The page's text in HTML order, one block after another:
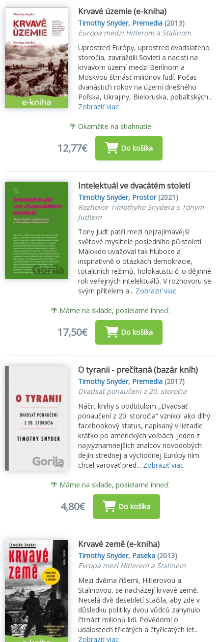
Krvavé územie (e-kniha)
Timothy Snyder, Premedia (2013)
Európa medzi Hitlerom a Stalinom
Uprostred Európy, uprostred dvadsiateho
storočia, zavraždili Sovieti a nacisti na
krvavom území medzi Berlínom a
Moskvou štrnásť miliónov ľudí. Počas
dvanástich rokov na území dnešného
Poľska, Ukrajiny, Bieloruska, pobaltských...
Zobraziť viac
🌴 Okamžite na stiahnutie
12,77€ Do košíka
Intelektuál ve dvacátém století
Timothy Snyder, Prostor(2021)
Rozhovor Timothyho Snydera s Tonym
Judtem
Tony Judt patří mezi nejzajímavější
světové myslitele posledního půlstoletí.
Málokdo uvažoval tak hluboce a
inspirativně o otázkách demokracie,
totalitních režimů, holokaustu či o dějinné
roli veřejných intelektuálů. V rozhovoru se
svým přítelem a... Zobraziť viac
🌴 Máme na sklade, posielame ihneď.
17,50€ Do košíka
O tyranii - prečítaná (bazár kníh)
Timothy Snyder, Premedia (2017)
Dvadsať ponaučení z 20. storočia
Náčrt knihy s podtitulom „Dvadsať
ponaučení z 20. storočia“ vznikol ako dlhý
facebookový status, napísaný v lietadle
krátko po amerických voľbách. Jeden z
najvýznamnejších znalcov novodobých
dejín strednej a východnej Európy ním
chcel varovať pred... Zobraziť viac
🌴 Máme na sklade, posielame ihneď.
4,80€ Do košíka
Krvavé země (e-kniha)
Timothy Snyder, Paseka (2013)
Evropa mezi Hitlerem a Stalinem
Mezi dvěma říšemi, Hitlerovou a
Stalinovou, se nacházejí krvavé země.
Necelá dvě desetiletí stačila, aby zde v
důsledku politiky dvou vůdců zahynulo
čtrnáct milionů lidí. Povědomí o
událostech třicátých a čtyřicátých let...
Zobraziť viac